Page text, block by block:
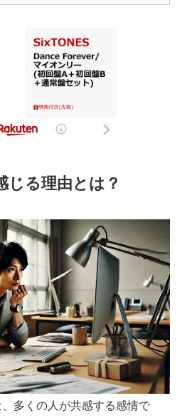
じる理由とは？
多くの人が共感する感情で